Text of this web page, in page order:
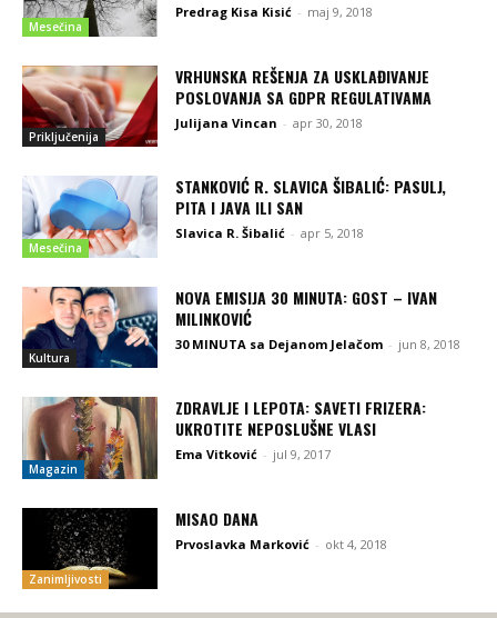
Mesečina
Predrag Kisa Kisić - maj 9, 2018
Priključenija
VRHUNSKA REŠENJA ZA USKLAĐIVANJE
POSLOVANJA SA GDPR REGULATIVAMA
Julijana Vincan - apr 30, 2018
Mesečina
STANKOVIĆ R. SLAVICA ŠIBALIĆ: PASULJ,
PITA I JAVA ILI SAN
Slavica R. Šibalić - apr 5, 2018
Kultura
NOVA EMISIJA 30 MINUTA: GOST – IVAN
MILINKOVIĆ
30 MINUTA sa Dejanom Jelačom - jun 8, 2018
Magazin
ZDRAVLJE I LEPOTA: SAVETI FRIZERA:
UKROTITE NEPOSLUŠNE VLASI
Ema Vitković - jul 9, 2017
Zanimljivosti
MISAO DANA
Prvoslavka Marković - okt 4, 2018